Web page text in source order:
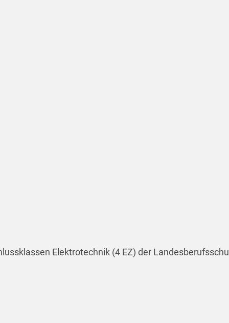
Elektrotechnik (4 EZ) der